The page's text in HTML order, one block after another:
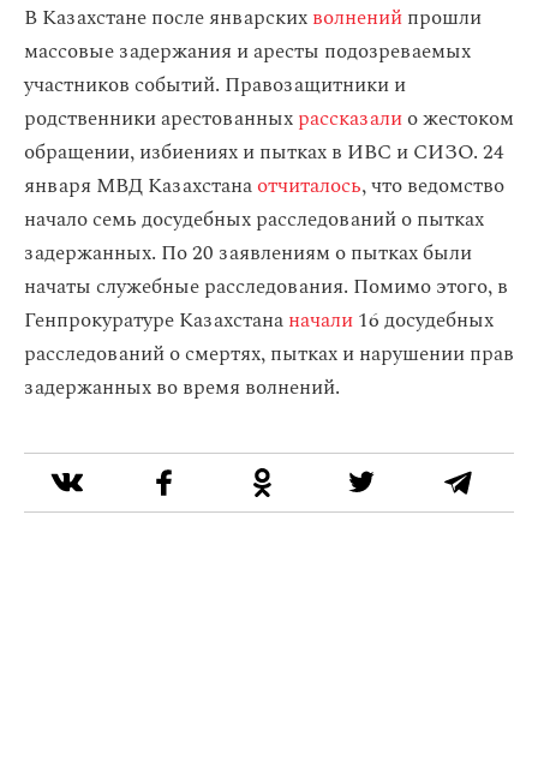
В Казахстане после январскихволненийпрошли
массовые задержания и аресты подозреваемых
участников событий. Правозащитники и
родственники арестованныхрассказалио жестоком
обращении, избиениях и пытках в ИВС и СИЗО. 24
января МВД Казахстанаотчиталось, что ведомство
начало семь досудебных расследований о пытках
задержанных. По 20 заявлениям о пытках были
начаты служебные расследования. Помимо этого, в
Генпрокуратуре Казахстананачали16 досудебных
расследований о смертях, пытках и нарушении прав
задержанных во время волнений.